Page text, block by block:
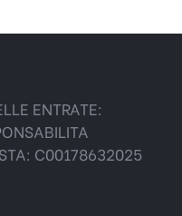
ENTRATE:
C00178632025